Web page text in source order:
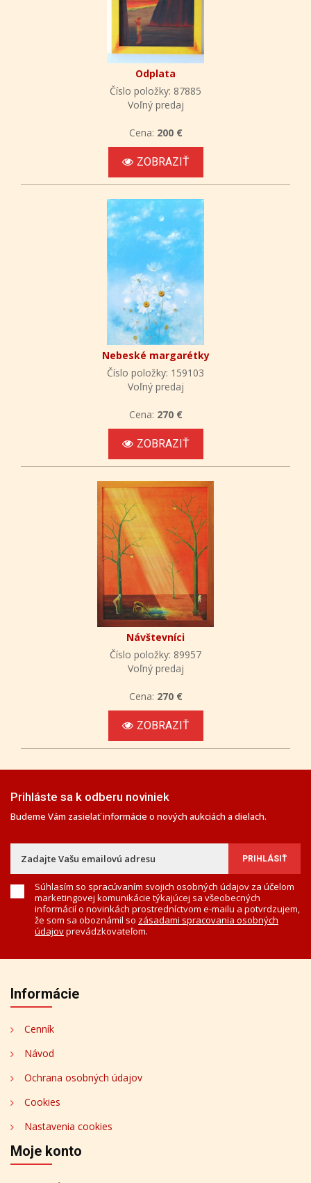
Odplata
Číslo položky: 87885
Voľný predaj
Cena: 200 €
ZOBRAZIŤ
Nebeské margarétky
Číslo položky: 159103
Voľný predaj
Cena: 270 €
ZOBRAZIŤ
Návštevníci
Číslo položky: 89957
Voľný predaj
Cena: 270 €
ZOBRAZIŤ
Prihláste sa k odberu noviniek
Budeme Vám zasielať informácie o nových aukciách a dielach.
Súhlasím so spracúvaním svojich osobných údajov za účelom
marketingovej komunikácie týkajúcej sa všeobecných
informácií o novinkách prostredníctvom e-mailu a potvrdzujem,
že som sa oboznámil so zásadami spracovania osobných
údajovprevádzkovateľom.
Informácie
Cenník
Návod
Ochrana osobných údajov
Cookies
Nastavenia cookies
Moje konto